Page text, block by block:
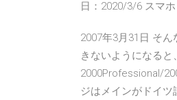
日：2020/3/6 スマ
2007年3月31日 そ
きないようになる
2000Professional/
ジはメインがドイツ